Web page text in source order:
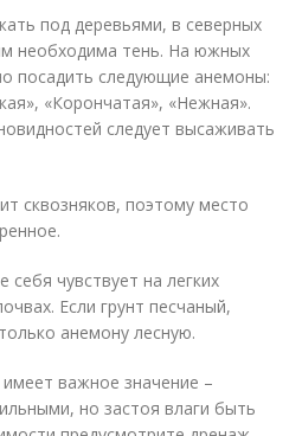
под деревьями, в северных
необходима тень. На южных
посадить следующие анемоны:
«Корончатая», «Нежная».
следует высаживать
сквозняков, поэтому место
себя чувствует на легких
Если грунт песчаный,
анемону лесную.
важное значение –
но застоя влаги быть